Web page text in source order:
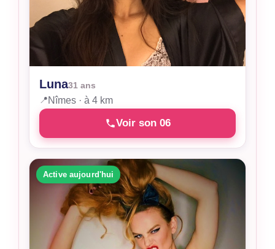
Luna31 ans
📍Nîmes · à 4 km
Voir son 06
Active aujourd'hui